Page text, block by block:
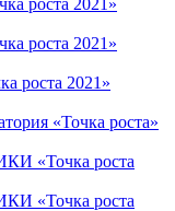
роста 2021»
роста 2021»
роста 2021»
«Точка роста»
«Точка роста
«Точка роста